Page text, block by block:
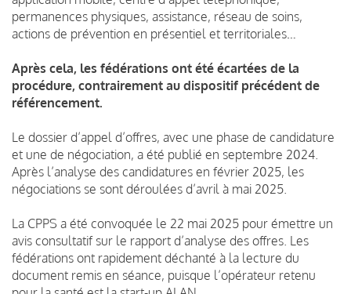
permanences physiques, assistance, réseau de soins,
actions de prévention en présentiel et territoriales…
Après cela, les fédérations ont été écartées de la
procédure, contrairement au dispositif précédent de
référencement.
Le dossier d’appel d’offres, avec une phase de candidature
et une de négociation, a été publié en septembre 2024.
Après l’analyse des candidatures en février 2025, les
négociations se sont déroulées d’avril à mai 2025.
La CPPS a été convoquée le 22 mai 2025 pour émettre un
avis consultatif sur le rapport d’analyse des offres. Les
fédérations ont rapidement déchanté à la lecture du
document remis en séance, puisque l’opérateur retenu